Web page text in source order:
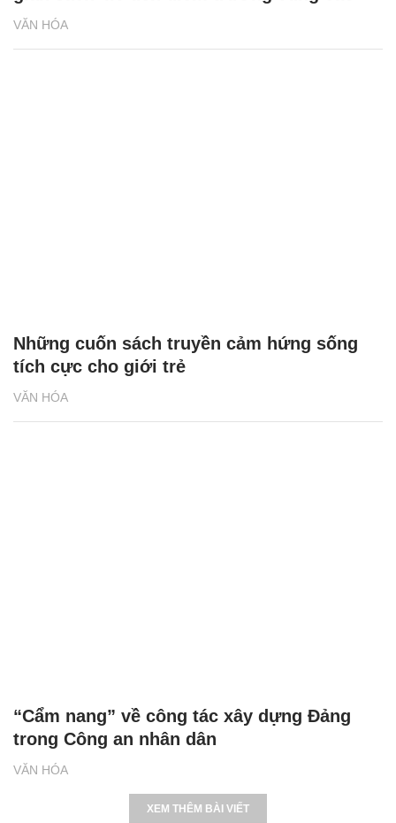
VĂN HÓA
VĂN HÓA
Những cuốn sách truyền cảm hứng sống
tích cực cho giới trẻ
VĂN HÓA
“Cẩm nang” về công tác xây dựng Đảng
trong Công an nhân dân
XEM THÊM BÀI VIẾT